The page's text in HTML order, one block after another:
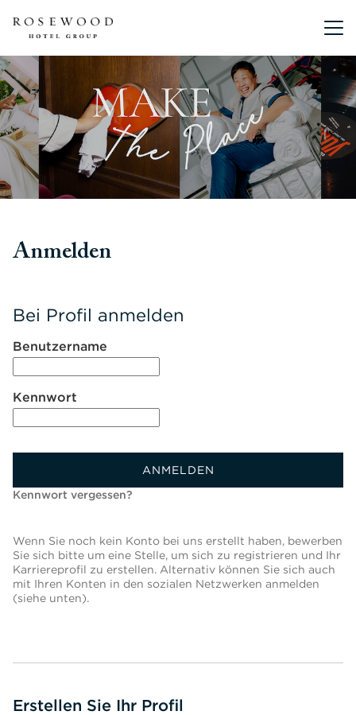
Anmelden
Bei Profil anmelden
Benutzername
Kennwort
ANMELDEN
Kennwort vergessen?
Wenn Sie noch kein Konto bei uns erstellt haben, bewerben
Sie sich bitte um eine Stelle, um sich zu registrieren und Ihr
Karriereprofil zu erstellen. Alternativ können Sie sich auch
mit Ihren Konten in den sozialen Netzwerken anmelden
(siehe unten).
Erstellen Sie Ihr Profil